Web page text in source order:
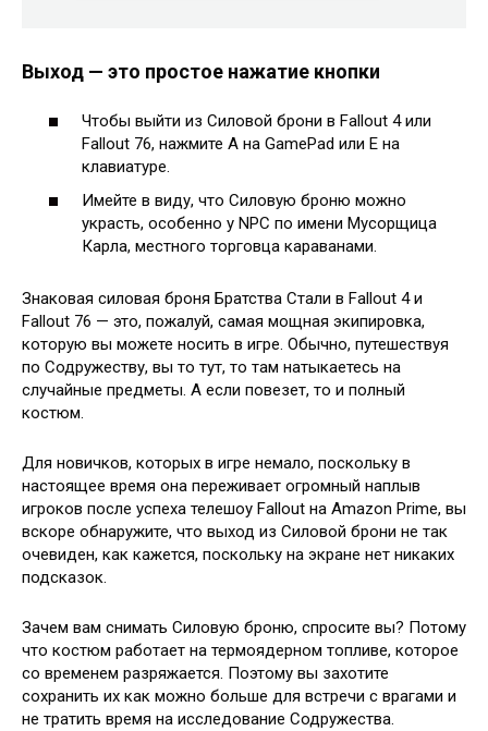
Выход — это простое нажатие кнопки
Чтобы выйти из Силовой брони в Fallout 4 или
Fallout 76, нажмите A на GamePad или E на
клавиатуре.
Имейте в виду, что Силовую броню можно
украсть, особенно у NPC по имени Мусорщица
Карла, местного торговца караванами.
Знаковая силовая броня Братства Стали в Fallout 4 и
Fallout 76 — это, пожалуй, самая мощная экипировка,
которую вы можете носить в игре. Обычно, путешествуя
по Содружеству, вы то тут, то там натыкаетесь на
случайные предметы. А если повезет, то и полный
костюм.
Для новичков, которых в игре немало, поскольку в
настоящее время она переживает огромный наплыв
игроков после успеха телешоу Fallout на Amazon Prime, вы
вскоре обнаружите, что выход из Силовой брони не так
очевиден, как кажется, поскольку на экране нет никаких
подсказок.
Зачем вам снимать Силовую броню, спросите вы? Потому
что костюм работает на термоядерном топливе, которое
со временем разряжается. Поэтому вы захотите
сохранить их как можно больше для встречи с врагами и
не тратить время на исследование Содружества.